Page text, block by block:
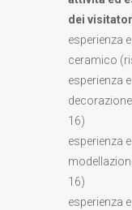
dei
esperienza
ceramico
esperienza
16)
esperienza
16)
esperienza